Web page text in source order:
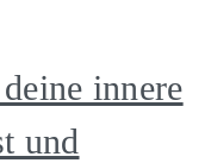
innere
und